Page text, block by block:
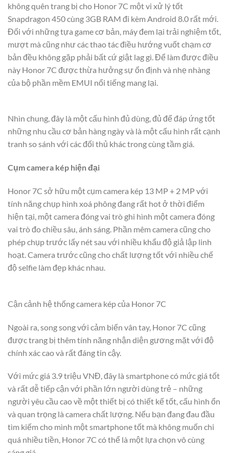
không quên trang bị cho Honor 7C một vi xử lý tốt
Snapdragon 450 cùng 3GB RAM đi kèm Android 8.0 rất mới.
Đối với những tựa game cơ bản, máy đem lại trải nghiệm tốt,
mượt mà cũng như các thao tác điều hướng vuốt chạm cơ
bản đều không gặp phải bất cứ giật lag gì. Để làm được điều
này Honor 7C được thừa hưởng sự ổn định và nhẹ nhàng
của bộ phần mềm EMUI nổi tiếng mang lại.
Nhìn chung, đây là một cấu hình đủ dùng, đủ để đáp ứng tốt
những nhu cầu cơ bản hàng ngày và là một cấu hình rất cạnh
tranh so sánh với các đối thủ khác trong cùng tầm giá.
Cụm camera kép hiện đại
Honor 7C sở hữu một cụm camera kép 13 MP + 2 MP với
tính năng chụp hình xoá phông đang rất hot ở thời điểm
hiện tại, một camera đóng vai trò ghi hình một camera đóng
vai trò đo chiều sâu, ánh sáng. Phần mêm camera cũng cho
phép chụp trước lấy nét sau với nhiều khẩu độ giả lập linh
hoạt. Camera trước cũng cho chất lượng tốt với nhiều chế
độ selfie làm đẹp khác nhau.
Cận cảnh hệ thống camera kép của Honor 7C
Ngoài ra, song song với cảm biến vân tay, Honor 7C cũng
được trang bị thêm tính năng nhận diện gương mặt với độ
chính xác cao và rất đáng tin cậy.
Với mức giá 3.9 triệu VNĐ, đây là smartphone có mức giá tốt
và rất dễ tiếp cận với phần lớn người dùng trẻ – những
người yêu cầu cao về một thiết bị có thiết kế tốt, cấu hình ổn
và quan trọng là camera chất lượng. Nếu bạn đang đau đầu
tìm kiếm cho mình một smartphone tốt mà không muốn chi
quá nhiều tiền, Honor 7C có thể là một lựa chọn vô cùng